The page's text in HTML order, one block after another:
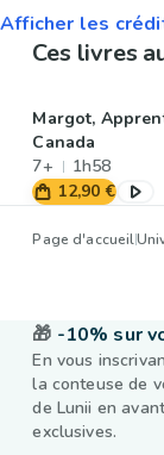
Afficher les
Ces livres
Margot,
Canada
7+
1h58
12,90 €
Page d'accueil
🎁 -10% sur
En vous
la conteuse de
de Lunii en
exclusives.